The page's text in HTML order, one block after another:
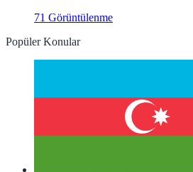
71 Görüntülenme
Popüler Konular